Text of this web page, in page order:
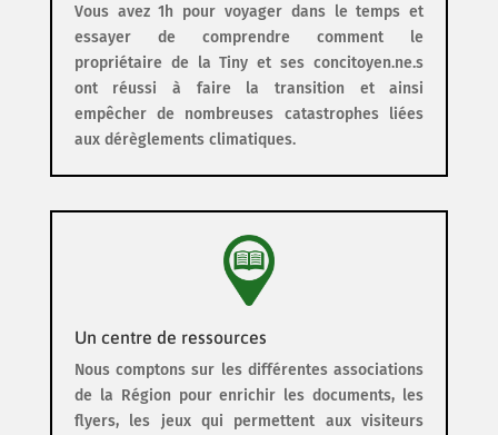
Vous avez 1h pour voyager dans le temps et
essayer de comprendre comment le
propriétaire de la Tiny et ses concitoyen.ne.s
ont réussi à faire la transition et ainsi
empêcher de nombreuses catastrophes liées
aux dérèglements climatiques.
Un centre de ressources
Nous comptons sur les différentes associations
de la Région pour enrichir les documents, les
flyers, les jeux qui permettent aux visiteurs